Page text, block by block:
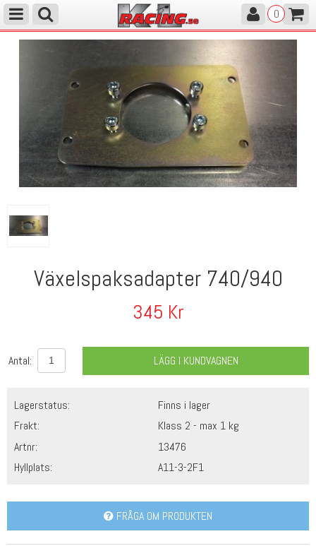
0
Växelspaksadapter 740/940
345 Kr
Antal: LÄGG I KUNDVAGNEN
Lagerstatus:
Finns i lager
Frakt:
Klass 2 - max 1 kg
Artnr:
13476
Hyllplats:
A11-3-2F1
FRÅGA OM PRODUKTEN